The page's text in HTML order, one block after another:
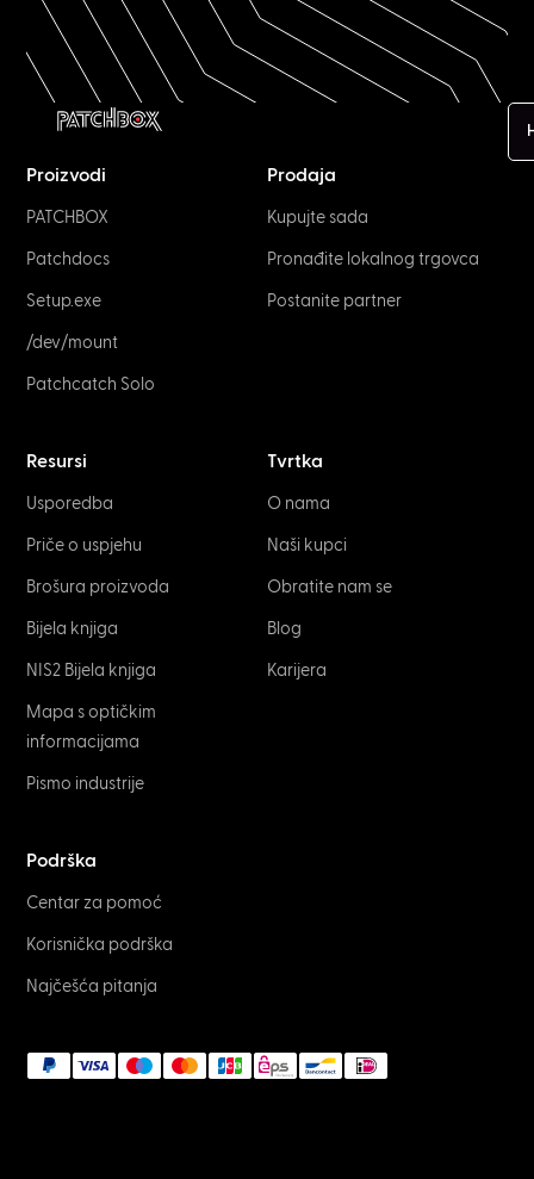
Proizvodi
PATCHBOX
Patchdocs
Setup.exe
/dev/mount
Patchcatch Solo
Prodaja
Kupujte sada
Pronađite lokalnog trgovca
Postanite partner
Resursi
Usporedba
Priče o uspjehu
Brošura proizvoda
Bijela knjiga
NIS2 Bijela knjiga
Mapa s optičkim
informacijama
Pismo industrije
Tvrtka
O nama
Naši kupci
Obratite nam se
Blog
Karijera
Podrška
Centar za pomoć
Korisnička podrška
Najčešća pitanja